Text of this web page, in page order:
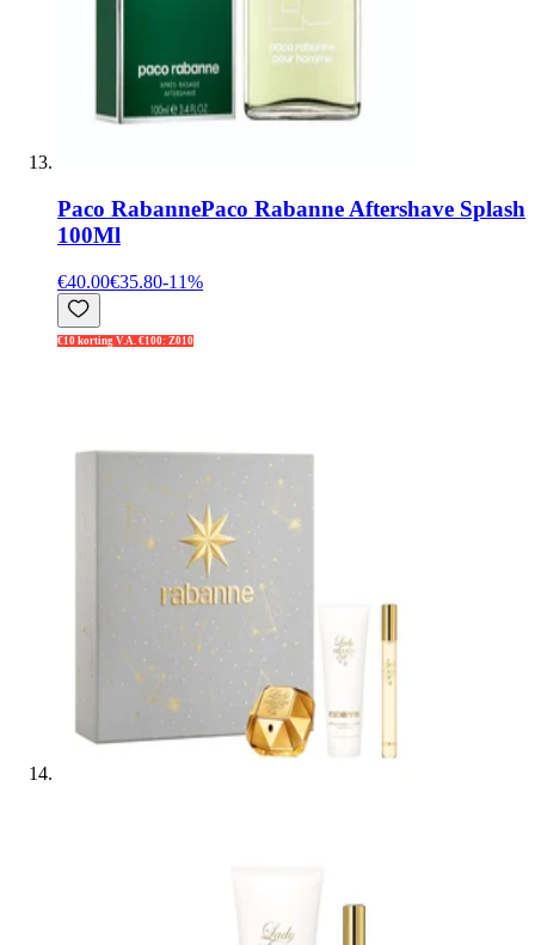
Paco RabannePaco Rabanne Aftershave Splash
100Ml
€40.00€35.80-11%
€10 korting V.A. €100: Z010